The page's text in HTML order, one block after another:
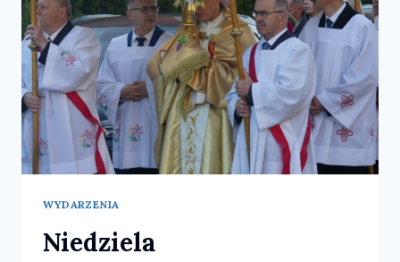
WYDARZENIA
Niedziela